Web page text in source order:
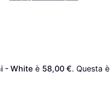
- White è 58,00 €. Questa è